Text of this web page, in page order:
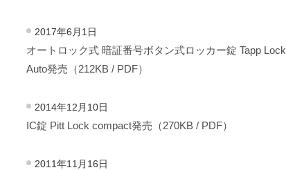
2017年6月1日
オートロック式 暗証番号ボタン式ロッカー錠 Tapp Lock
Auto発売（212KB / PDF）
2014年12月10日
IC錠 Pitt Lock compact発売（270KB / PDF）
2011年11月16日